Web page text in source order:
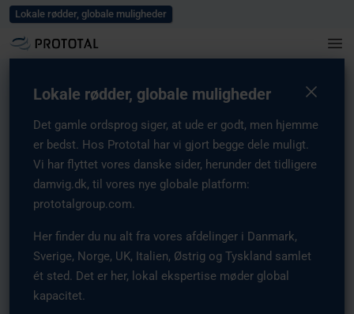
Lokale rødder, globale muligheder
Lokale rødder, globale muligheder
Det gamle ordsprog siger, at ude er godt, men hjemme
er bedst. Hos Prototal har vi gjort begge dele muligt.
Vi har flyttet vores danske sider, herunder det tidligere
damvig.dk, til vores nye globale platform:
prototalgroup.com.
Her finder du nu alt fra vores afdelinger i Danmark,
Sverige, Norge, UK, Italien, Østrig og Tyskland samlet
ét sted. Det er her, lokal ekspertise møder global
kapacitet.